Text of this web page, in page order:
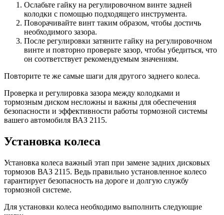
Ослабьте гайку на регулировочном винте задней
колодки с помощью подходящего инструмента.
Поворачивайте винт таким образом, чтобы достичь
необходимого зазора.
После регулировки затяните гайку на регулировочном
винте и повторно проверьте зазор, чтобы убедиться, что
он соответствует рекомендуемым значениям.
Повторите те же самые шаги для другого заднего колеса.
Проверка и регулировка зазора между колодками и
тормозным диском несложны и важны для обеспечения
безопасности и эффективности работы тормозной системы
вашего автомобиля ВАЗ 2115.
Установка колеса
Установка колеса важный этап при замене задних дисковых
тормозов ВАЗ 2115. Ведь правильно установленное колесо
гарантирует безопасность на дороге и долгую службу
тормозной системе.
Для установки колеса необходимо выполнить следующие